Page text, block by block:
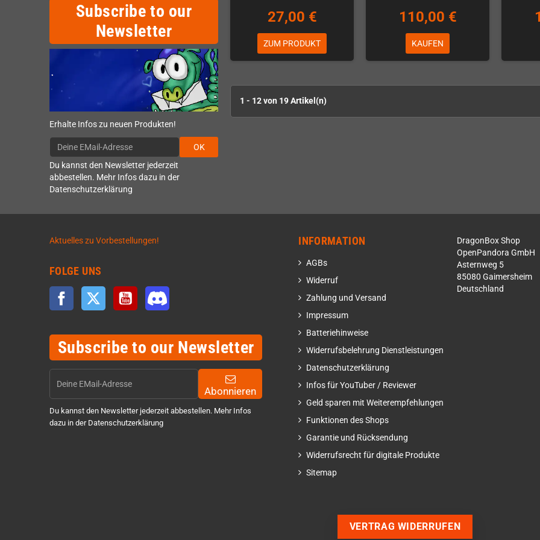
Subscribe to our
Newsletter
Erhalte Infos zu neuen Produkten!
OK
Du kannst den Newsletter jederzeit
abbestellen. Mehr Infos dazu in der
Datenschutzerklärung
27,00 €
ZUM PRODUKT
110,00 €
KAUFEN
1 - 12 von 19 Artikel(n)
Aktuelles zu Vorbestellungen!
FOLGE UNS
Facebook Twitter YouTube
Subscribe to our Newsletter
Abonnieren
Du kannst den Newsletter jederzeit abbestellen. Mehr Infos
dazu in der Datenschutzerklärung
INFORMATION
AGBs
Widerruf
Zahlung und Versand
Impressum
Batteriehinweise
Widerrufsbelehrung Dienstleistungen
Datenschutzerklärung
Infos für YouTuber / Reviewer
Geld sparen mit Weiterempfehlungen
Funktionen des Shops
Garantie und Rücksendung
Widerrufsrecht für digitale Produkte
Sitemap
DragonBox Shop
OpenPandora GmbH
Asternweg 5
85080 Gaimersheim
Deutschland
VERTRAG WIDERRUFEN